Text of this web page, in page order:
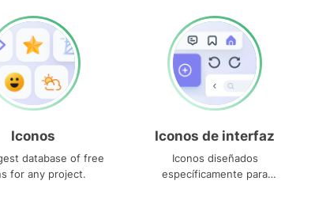
Iconos
database of free
for any project.
Iconos de interfaz
Iconos diseñados
específicamente para